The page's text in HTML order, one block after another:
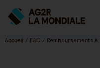
Accueil FAQ Remboursements à